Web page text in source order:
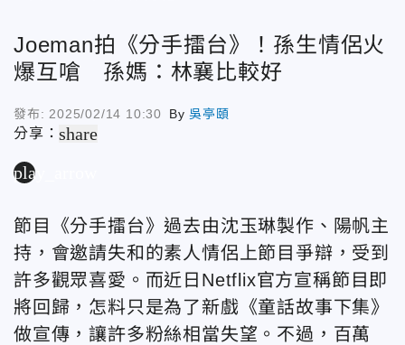
Joeman拍《分手擂台》！孫生情侶火
爆互嗆 孫媽：林襄比較好
發布: 2025/02/14 10:30 By吳亭頤
分享：share
play_arrow
節目《分手擂台》過去由沈玉琳製作、陽帆主
持，會邀請失和的素人情侶上節目爭辯，受到
許多觀眾喜愛。而近日Netflix官方宣稱節目即
將回歸，怎料只是為了新戲《童話故事下集》
做宣傳，讓許多粉絲相當失望。不過，百萬